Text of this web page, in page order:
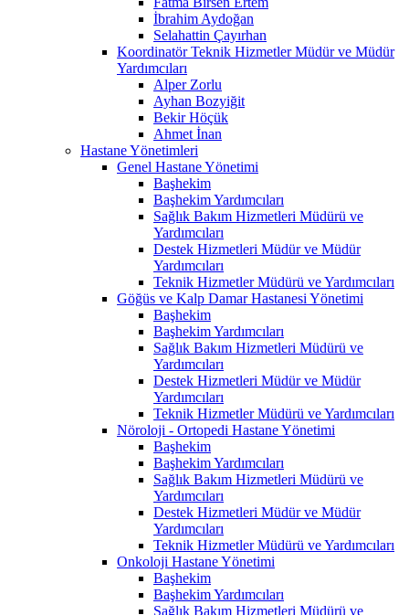
İbrahim Aydoğan
Selahattin Çayırhan
Koordinatör Teknik Hizmetler Müdür ve Müdür
Yardımcıları
Alper Zorlu
Ayhan Bozyiğit
Bekir Höçük
Ahmet İnan
Hastane Yönetimleri
Genel Hastane Yönetimi
Başhekim
Başhekim Yardımcıları
Sağlık Bakım Hizmetleri Müdürü ve
Yardımcıları
Destek Hizmetleri Müdür ve Müdür
Yardımcıları
Teknik Hizmetler Müdürü ve Yardımcıları
Göğüs ve Kalp Damar Hastanesi Yönetimi
Başhekim
Başhekim Yardımcıları
Sağlık Bakım Hizmetleri Müdürü ve
Yardımcıları
Destek Hizmetleri Müdür ve Müdür
Yardımcıları
Teknik Hizmetler Müdürü ve Yardımcıları
Nöroloji - Ortopedi Hastane Yönetimi
Başhekim
Başhekim Yardımcıları
Sağlık Bakım Hizmetleri Müdürü ve
Yardımcıları
Destek Hizmetleri Müdür ve Müdür
Yardımcıları
Teknik Hizmetler Müdürü ve Yardımcıları
Onkoloji Hastane Yönetimi
Başhekim
Başhekim Yardımcıları
Sağlık Bakım Hizmetleri Müdürü ve